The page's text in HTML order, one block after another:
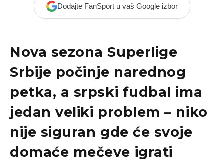
Dodajte FanSport u vaš Google izbor
Nova sezona Superlige
Srbije počinje narednog
petka, a srpski fudbal ima
jedan veliki problem – niko
nije siguran gde će svoje
domaće mečeve igrati